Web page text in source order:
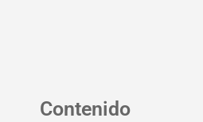
Contenido